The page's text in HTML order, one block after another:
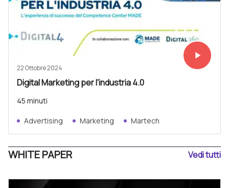
Vedi subito
play_arrow
22 Ottobre 2024
Digital Marketing per l'industria 4.0
45 minuti
Advertising Marketing Martech
WHITE PAPER Vedi tutti